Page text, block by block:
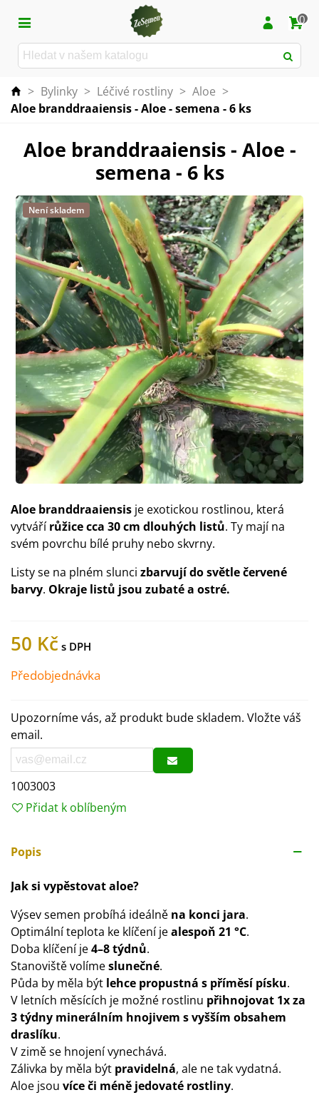
0
> Bylinky > Léčivé rostliny > Aloe >
Aloe branddraaiensis - Aloe - semena - 6 ks
Aloe branddraaiensis - Aloe -
semena - 6 ks
Není skladem
Aloe branddraaiensis je exotickou rostlinou, která
vytvářírůžice cca 30 cm dlouhých listů. Ty mají na
svém povrchu bílé pruhy nebo skvrny.
Listy se na plném slunci zbarvují do světle červené
barvy. Okraje listů jsou zubaté a ostré.
50 Kč
Předobjednávka
Upozorníme vás, až produkt bude skladem. Vložte váš
email.
1003003
Přidat k oblíbeným
Popis
Jak si vypěstovat aloe?
Výsev semen probíhá ideálně na konci jara.
Optimální teplota ke klíčení jealespoň 21 °C.
Doba klíčení je4–8 týdnů.
Stanoviště volímeslunečné.
Půda by měla být lehce propustná s příměsí písku.
V letních měsících je možné rostlinu přihnojovat 1x za
3 týdny minerálním hnojivem s vyšším obsahem
draslíku.
V zimě se hnojení vynechává.
Zálivka by měla být pravidelná, ale ne tak vydatná.
Aloe jsou více či méně jedovaté rostliny.